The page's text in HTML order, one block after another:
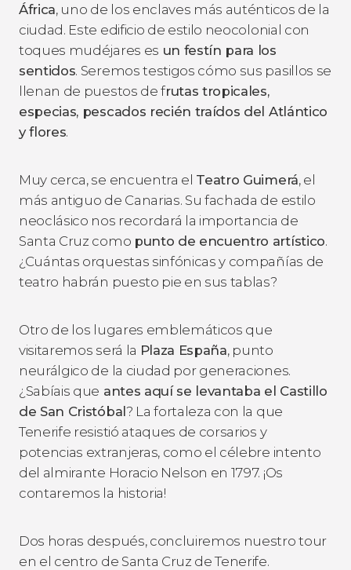
África, uno de los enclaves más auténticos de la
ciudad. Este edificio de estilo neocolonial con
toques mudéjares es un festín para los
sentidos. Seremos testigos cómo sus pasillos se
llenan de puestos de frutas tropicales,
especias, pescados recién traídos del Atlántico
y flores.
Muy cerca, se encuentra el Teatro Guimerá, el
más antiguo de Canarias. Su fachada de estilo
neoclásico nos recordará la importancia de
Santa Cruz como punto de encuentro artístico.
¿Cuántas orquestas sinfónicas y compañías de
teatro habrán puesto pie en sus tablas?
Otro de los lugares emblemáticos que
visitaremos será la Plaza España, punto
neurálgico de la ciudad por generaciones.
¿Sabíais que antes aquí se levantaba el Castillo
de San Cristóbal? La fortaleza con la que
Tenerife resistió ataques de corsarios y
potencias extranjeras, como el célebre intento
del almirante Horacio Nelson en 1797. ¡Os
contaremos la historia!
Dos horas después, concluiremos nuestro tour
en el centro de Santa Cruz de Tenerife.